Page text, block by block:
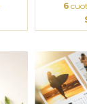
6